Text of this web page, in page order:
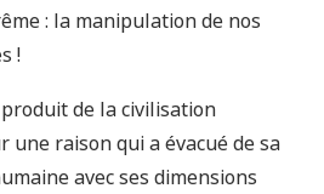
: la manipulation de nos
!
produit de la civilisation
une raison qui a évacué de sa
avec ses dimensions